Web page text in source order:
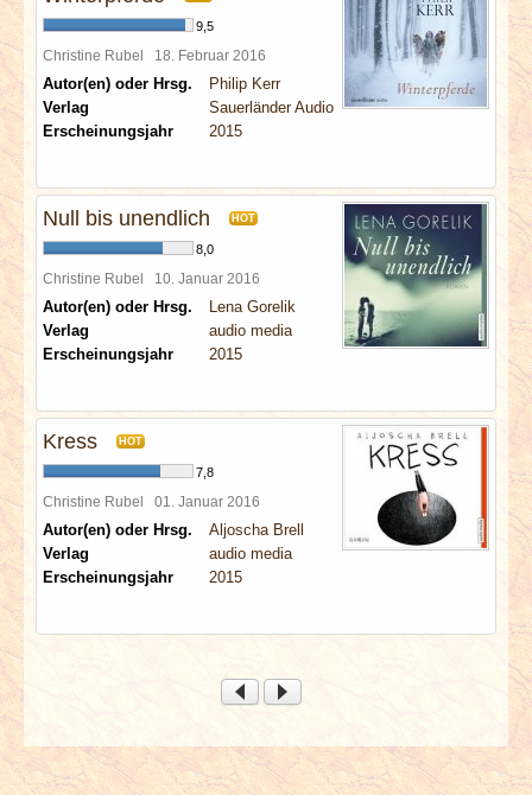
9,5
Christine Rubel 18. Februar 2016
Autor(en) oder Hrsg.
Philip Kerr
Verlag
Sauerländer Audio
Erscheinungsjahr
2015
Null bis unendlich HOT
8,0
Christine Rubel 10. Januar 2016
Autor(en) oder Hrsg.
Lena Gorelik
Verlag
audio media
Erscheinungsjahr
2015
Kress HOT
7,8
Christine Rubel 01. Januar 2016
Autor(en) oder Hrsg.
Aljoscha Brell
Verlag
audio media
Erscheinungsjahr
2015